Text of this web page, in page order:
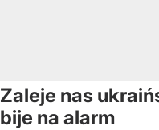
Zaleje nas
bije na alarm